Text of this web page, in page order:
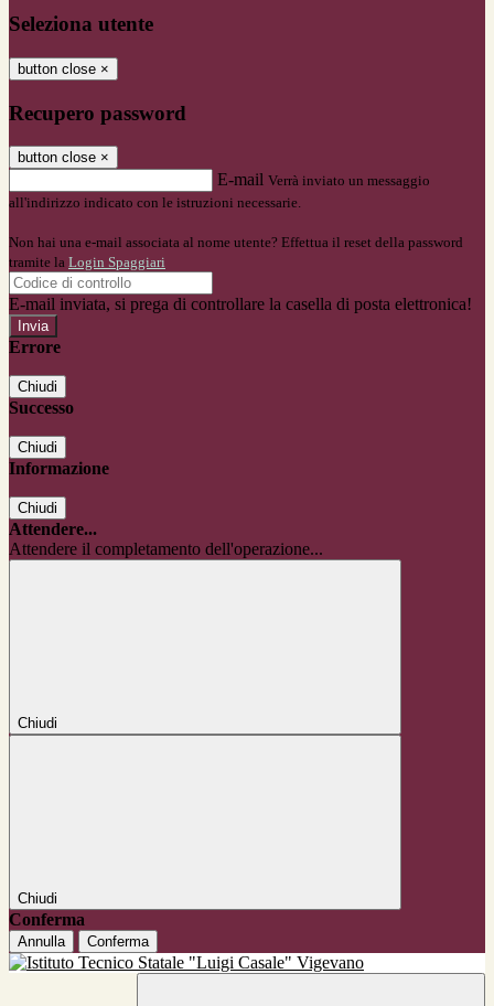
Seleziona utente
button close ×
Recupero password
button close ×
E-mail Verrà inviato un messaggio
all'indirizzo indicato con le istruzioni necessarie.
Non hai una e-mail associata al nome utente? Effettua il reset della password
tramite la Login Spaggiari
E-mail inviata, si prega di controllare la casella di posta elettronica!
Errore
Chiudi
Successo
Chiudi
Informazione
Chiudi
Attendere...
Attendere il completamento dell'operazione...
Chiudi
Chiudi
Conferma
Annulla Conferma